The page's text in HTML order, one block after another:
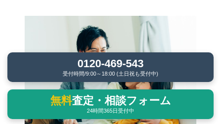
0120-469-543
受付時間/9:00～18:00 (土日祝も受付中)
無料査定・相談フォーム
24時間365日受付中